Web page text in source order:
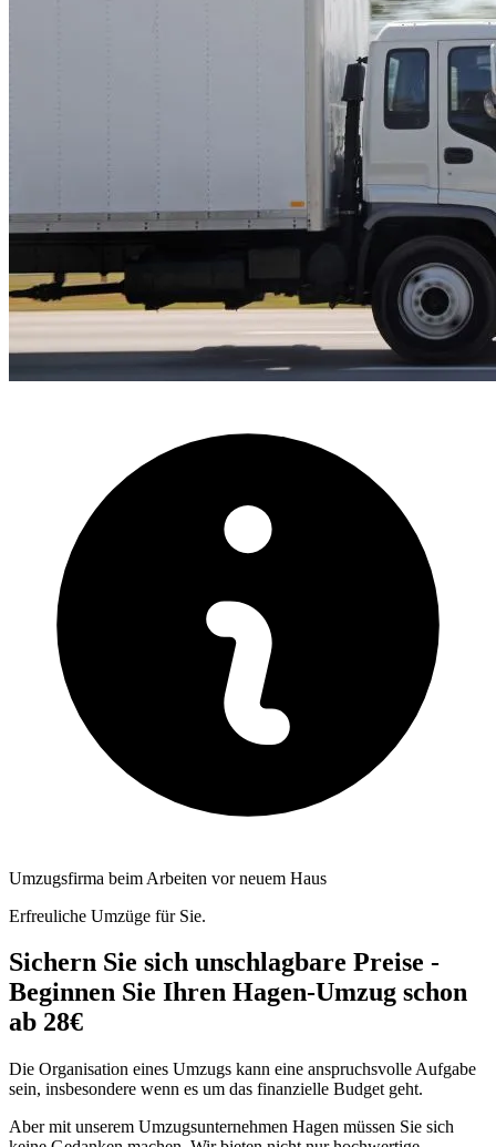
Umzugsfirma beim Arbeiten vor neuem Haus
Erfreuliche Umzüge für Sie.
Sichern Sie sich unschlagbare Preise -
Beginnen Sie Ihren Hagen-Umzug schon
ab 28€
Die Organisation eines Umzugs kann eine anspruchsvolle Aufgabe
sein, insbesondere wenn es um das finanzielle Budget geht.
Aber mit unserem Umzugsunternehmen Hagen müssen Sie sich